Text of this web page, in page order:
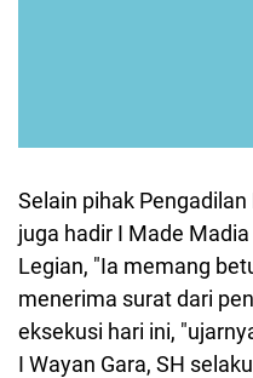
Selain pihak
juga hadir I Made
Legian, "Ia memang
menerima surat dari
eksekusi hari ini,
I Wayan Gara, SH